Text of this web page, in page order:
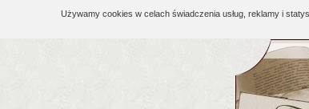
Używamy cookies w celach świadczenia usług, reklamy i